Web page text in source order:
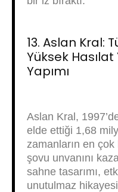
13. Aslan Kral:
Yüksek
Yapımı
Aslan Kral,
elde ettiği 1,68
zamanların en
şovu unvanını
sahne tasarımı,
unutulmaz